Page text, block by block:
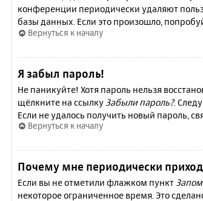
конференции периодически удаляют
базы данных. Если это произошло,
Вернуться к началу
Я забыл пароль!
Не паникуйте! Хотя пароль нельзя
щёлкните на ссылку Забыли пароль?.
Если не удалось получить новый пароль,
Вернуться к началу
Почему мне периодически
Если вы не отметили флажком пункт
некоторое ограниченное время. Это